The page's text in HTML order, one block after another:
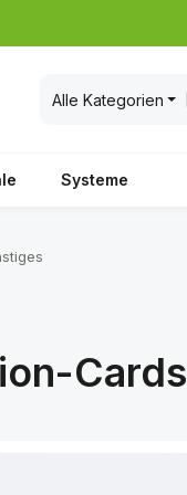
Alle Kategorien
Systeme
Cards